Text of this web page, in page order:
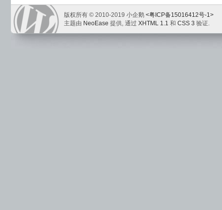
版权所有 © 2010-2019 小企鹅 <粤ICP备15016412号-1>
主题由 NeoEase 提供, 通过 XHTML 1.1 和 CSS 3 验证.